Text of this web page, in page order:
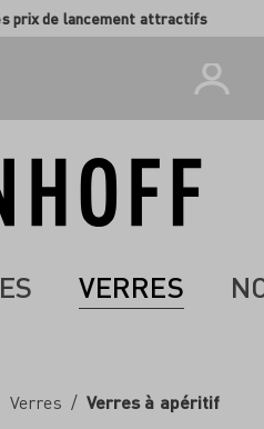
prix de lancement attractifs
VERRES
Verres / Verres à apéritif